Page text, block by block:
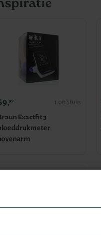
Exactfit 3
99 1.00 Stuks